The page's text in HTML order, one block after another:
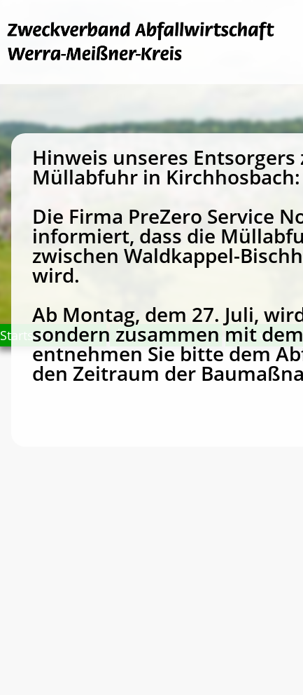
Hinweis unseres
Müllabfuhr in Kirchhosbach:
Die Firma PreZero Service
informiert, dass die
zwischen Waldkappel-
wird.
Ab Montag, dem 27. Juli,
sondern zusammen mit
entnehmen Sie bitte dem
den Zeitraum der
Startseite Über uns Was wohin?